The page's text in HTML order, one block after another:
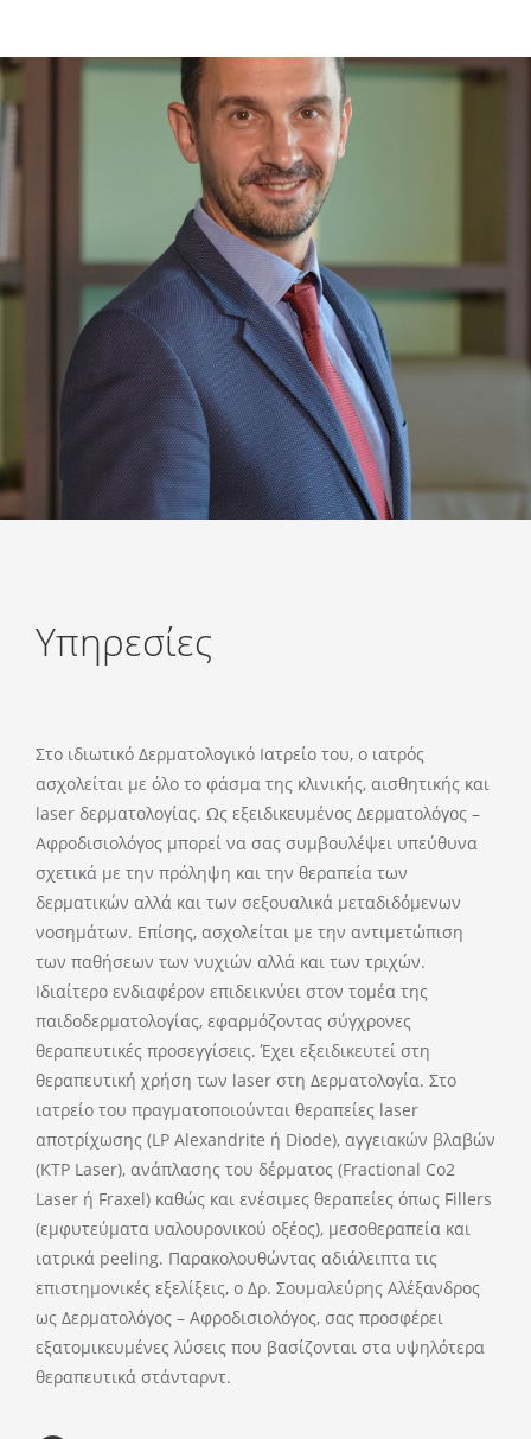
Υπηρεσίες
Στο ιδιωτικό Δερματολογικό Ιατρείο του, ο ιατρός
ασχολείται με όλο το φάσμα της κλινικής, αισθητικής και
laser δερματολογίας. Ως εξειδικευμένος Δερματολόγος –
Αφροδισιολόγος μπορεί να σας συμβουλέψει υπεύθυνα
σχετικά με την πρόληψη και την θεραπεία των
δερματικών αλλά και των σεξουαλικά μεταδιδόμενων
νοσημάτων. Επίσης, ασχολείται με την αντιμετώπιση
των παθήσεων των νυχιών αλλά και των τριχών.
Ιδιαίτερο ενδιαφέρον επιδεικνύει στον τομέα της
παιδοδερματολογίας, εφαρμόζοντας σύγχρονες
θεραπευτικές προσεγγίσεις. Έχει εξειδικευτεί στη
θεραπευτική χρήση των laser στη Δερματολογία. Στο
ιατρείο του πραγματοποιούνται θεραπείες laser
αποτρίχωσης (LP Alexandrite ή Diode), αγγειακών βλαβών
(KTP Laser), ανάπλασης του δέρματος (Fractional Co2
Laser ή Fraxel) καθώς και ενέσιμες θεραπείες όπως Fillers
(εμφυτεύματα υαλουρονικού οξέος), μεσοθεραπεία και
ιατρικά peeling. Παρακολουθώντας αδιάλειπτα τις
επιστημονικές εξελίξεις, ο Δρ. Σουμαλεύρης Αλέξανδρος
ως Δερματολόγος – Αφροδισιολόγος, σας προσφέρει
εξατομικευμένες λύσεις που βασίζονται στα υψηλότερα
θεραπευτικά στάνταρντ.